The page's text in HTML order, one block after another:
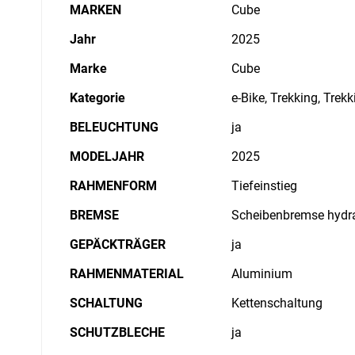
MARKEN
Cube
Jahr
2025
Marke
Cube
Kategorie
e-Bike, Trekking,
BELEUCHTUNG
ja
MODELJAHR
2025
RAHMENFORM
Tiefeinstieg
BREMSE
Scheibenbremse
GEPÄCKTRÄGER
ja
RAHMENMATERIAL
Aluminium
SCHALTUNG
Kettenschaltung
SCHUTZBLECHE
ja